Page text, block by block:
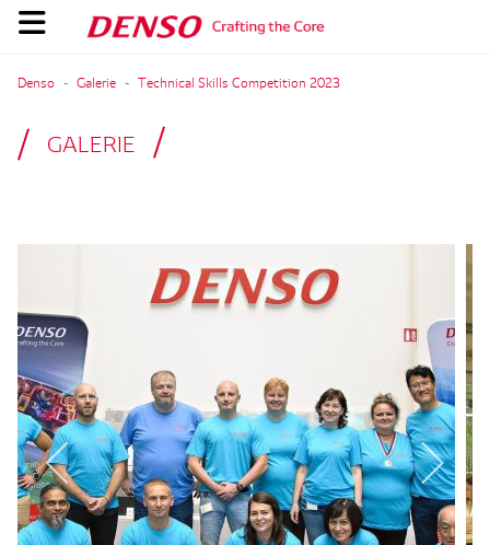
Denso Galerie Technical Skills Competition 2023
GALERIE